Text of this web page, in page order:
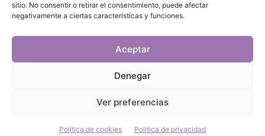
sitio. No consentir o retirar el consentimiento, puede afectar
negativamente a ciertas características y funciones.
Aceptar
Denegar
Ver preferencias
Política de cookies Politica de privacidad